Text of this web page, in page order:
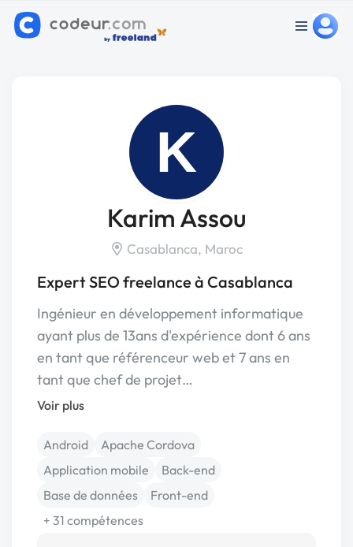
K
Karim Assou
Casablanca, Maroc
Expert SEO freelance à Casablanca
Ingénieur en développement informatique
ayant plus de 13ans d'expérience dont 6 ans
en tant que référenceur web et 7 ans en
tant que chef de projet…
Voir plus
Android
Apache Cordova
Application mobile
Back-end
Base de données
Front-end
+ 31 compétences